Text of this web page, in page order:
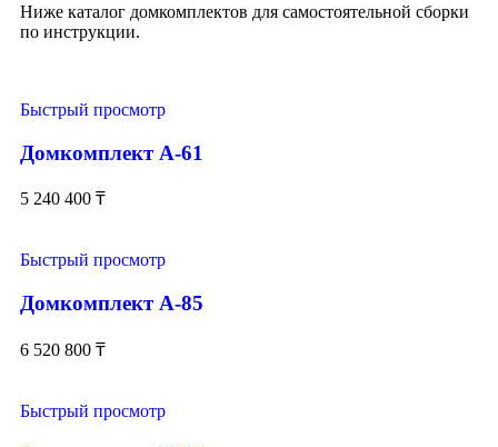
Ниже каталог домкомплектов для самостоятельной сборки
по инструкции.
Быстрый просмотр
Домкомплект А-61
5 240 400 ₸
Быстрый просмотр
Домкомплект А-85
6 520 800 ₸
Быстрый просмотр